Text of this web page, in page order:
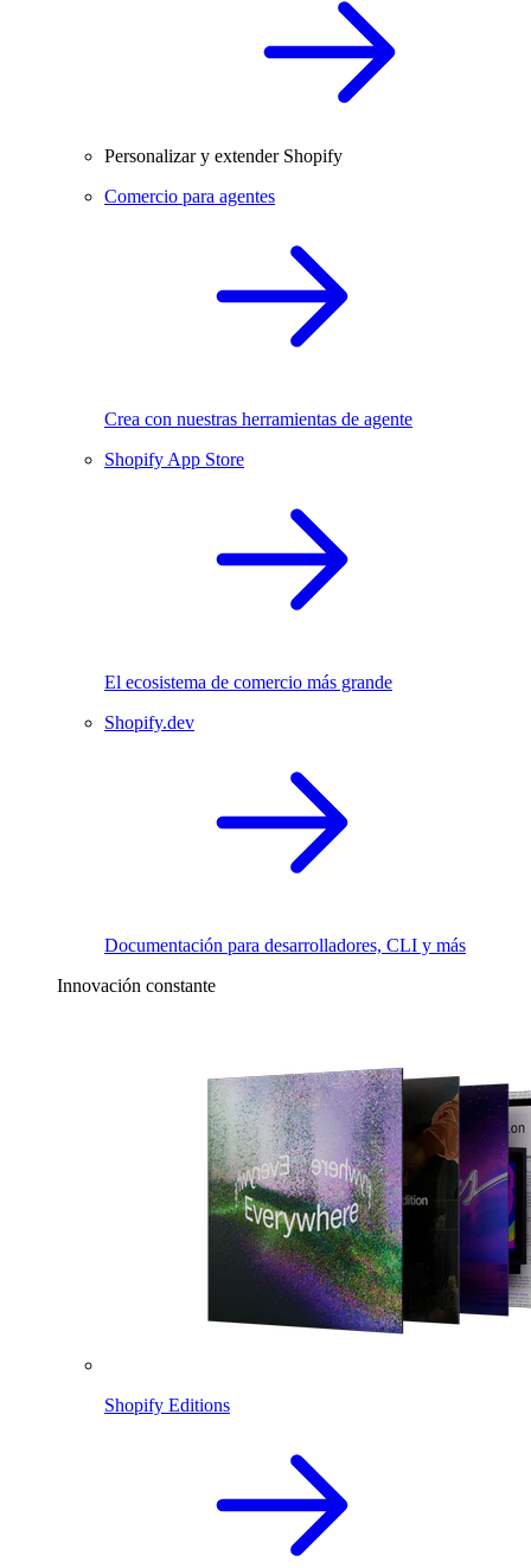
Personalizar y extender Shopify
Comercio para agentes
Crea con nuestras herramientas de agente
Shopify App Store
El ecosistema de comercio más grande
Shopify.dev
Documentación para desarrolladores, CLI y más
Innovación constante
Shopify Editions